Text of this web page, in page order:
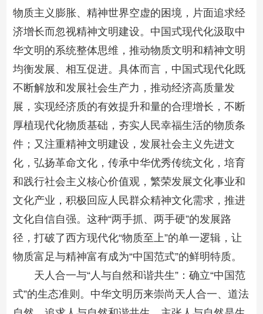
物质主义膨胀、精神世界空虚的困境，片面追求经
济增长而忽视精神文明建设。中国式现代化汲取中
华文明的系统整体思维，推动物质文明和精神文明
均衡发展、相互促进。具体而言，中国式现代化既
不断解放和发展社会生产力，推动经济高质量发
展，实现经济质的有效提升和量的合理增长，不断
厚植现代化物质基础，夯实人民幸福生活的物质条
件；又注重精神文明建设，发展社会主义先进文
化，弘扬革命文化，传承中华优秀传统文化，培育
和践行社会主义核心价值观，繁荣发展文化事业和
文化产业，积极回应人民群众精神文化需求，推进
文化自信自强。这种“两手抓、两手硬”的发展路
径，打破了西方现代化“物质至上”的单一逻辑，让
物质富足与精神富有成为“中国范式”的鲜明特质。
天人合一与“人与自然和谐共生”：确立“中国范
式”的生态准则。中华文明历来崇尚天人合一、道法